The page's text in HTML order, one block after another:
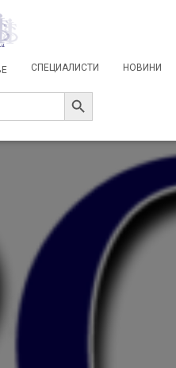
СПЕЦИАЛИСТИ НОВИНИ
SEARCH BUTTON